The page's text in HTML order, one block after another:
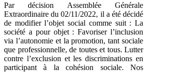
Par décision Assemblée Générale
Extraordinaire du 02/11/2022, il a été décidé
de modifier l’objet social comme suit : La
société a pour objet : Favoriser l’inclusion
via l’autonomie et la promotion, tant sociale
que professionnelle, de toutes et tous. Lutter
contre l’exclusion et les discriminations en
participant à la cohésion sociale. Nos